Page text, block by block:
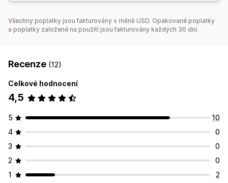
Všechny poplatky jsou fakturovány v měně USD. Opakované poplatky
a poplatky založené na použití jsou fakturovány každých 30 dní.
Recenze (12)
Celkové hodnocení
4,5
5
10
4
0
3
0
2
0
1
2